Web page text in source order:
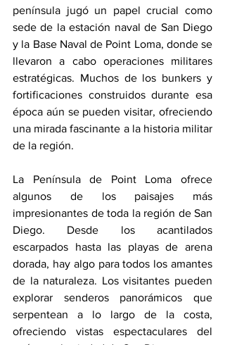
península jugó un papel crucial como
sede de la estación naval de San Diego
y la Base Naval de Point Loma, donde se
llevaron a cabo operaciones militares
estratégicas. Muchos de los bunkers y
fortificaciones construidos durante esa
época aún se pueden visitar, ofreciendo
una mirada fascinante a la historia militar
de la región.
La Península de Point Loma ofrece
algunos de los paisajes más
impresionantes de toda la región de San
Diego. Desde los acantilados
escarpados hasta las playas de arena
dorada, hay algo para todos los amantes
de la naturaleza. Los visitantes pueden
explorar senderos panorámicos que
serpentean a lo largo de la costa,
ofreciendo vistas espectaculares del